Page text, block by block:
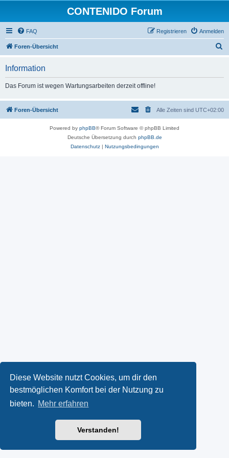
Diese Website nutzt Cookies, um dir den
bestmöglichen Komfort bei der Nutzung zu
bieten. Mehr erfahren
Verstanden!
CONTENIDO Forum
FAQ Anmelden
Registrieren
Foren-Übersicht
Information
Das Forum ist wegen Wartungsarbeiten derzeit offline!
Foren-Übersicht Alle Zeiten sind UTC+02:00
Powered by phpBB® Forum Software © phpBB Limited
Deutsche Übersetzung durch phpBB.de
Datenschutz| Nutzungsbedingungen